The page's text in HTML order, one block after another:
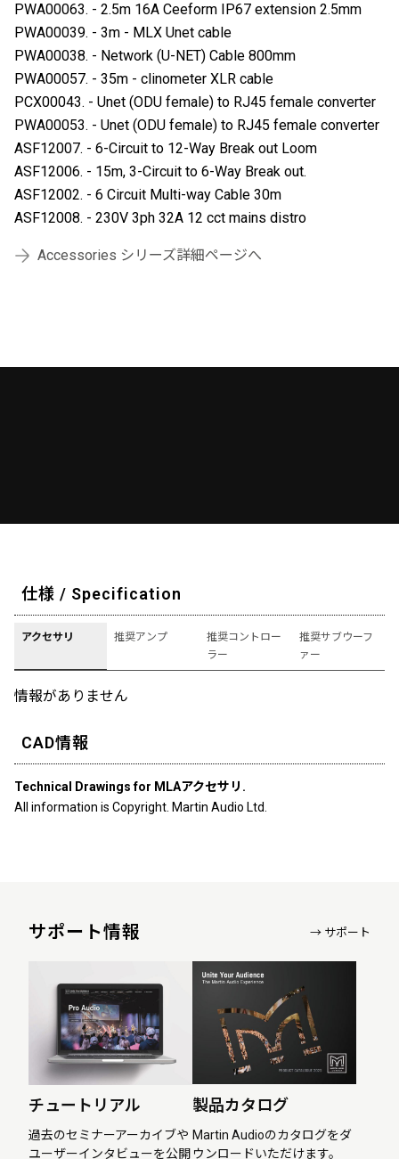
PWA00063. - 2.5m 16A Ceeform IP67 extension 2.5mm
PWA00039. - 3m - MLX Unet cable
PWA00038. - Network (U-NET) Cable 800mm
PWA00057. - 35m - clinometer XLR cable
PCX00043. - Unet (ODU female) to RJ45 female converter
PWA00053. - Unet (ODU female) to RJ45 female converter
ASF12007. - 6-Circuit to 12-Way Break out Loom
ASF12006. - 15m, 3-Circuit to 6-Way Break out.
ASF12002. - 6 Circuit Multi-way Cable 30m
ASF12008. - 230V 3ph 32A 12 cct mains distro
Accessories シリーズ詳細ページへ
仕様 / Specification
アクセサリ 推奨アンプ
推奨コントロー
ラー
推奨サブウーフ
ァー
情報がありません
CAD情報
Technical Drawings for MLAアクセサリ.
All information is Copyright. Martin Audio Ltd.
サポート情報 → サポート
チュートリアル
過去のセミナーアーカイブや
ユーザーインタビューを公開
製品カタログ
Martin Audioのカタログをダ
ウンロードいただけます。